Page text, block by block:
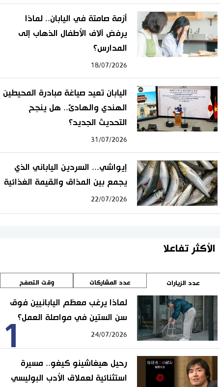
أزمة صامتة في اليابان.. لماذا
يرفض آلاف الأطفال الذهاب إلى
المدارس؟
18/07/2026
اليابان تعيد صياغة مبادرة المحيطين
الهندي والهادئ.. هل ينجح
التحديث الجديد؟
31/07/2026
إيواشي... السردين الياباني الذي
يجمع بين المذاق والقيمة الغذائية
22/07/2026
الأكثر تفاعلا
عدد الزيارات عدد المشاركات وقت التصفح
1
لماذا يرغب معظم اليابانيين فوق
سن الستين في مواصلة العمل؟
24/07/2026
رحيل هيغاشينو كيغو.. مسيرة
استثنائية لعملاق الأدب البوليسي